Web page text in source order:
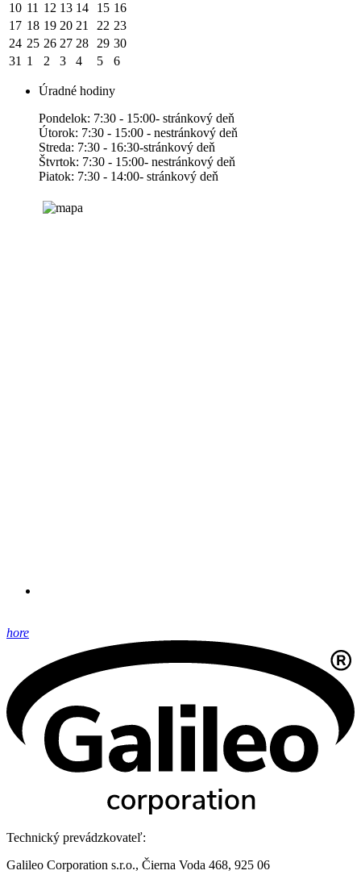
10 11 12 13 14 15 16
17 18 19 20 21 22 23
24 25 26 27 28 29 30
31 1 2 3 4 5 6
Úradné hodiny
Pondelok: 7:30 - 15:00- stránkový deň
Útorok: 7:30 - 15:00 - nestránkový deň
Streda: 7:30 - 16:30-stránkový deň
Štvrtok: 7:30 - 15:00- nestránkový deň
Piatok: 7:30 - 14:00- stránkový deň
hore
Technický prevádzkovateľ:
Galileo Corporation s.r.o., Čierna Voda 468, 925 06